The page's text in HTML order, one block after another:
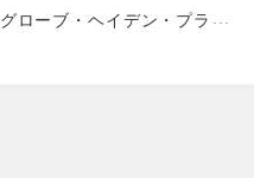
グローブ・ヘイデン・プラネ